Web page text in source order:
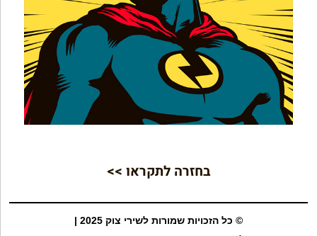
בחזרה לתקראו >>
© כל הזכויות שמורות לשירי צוק 2025 |